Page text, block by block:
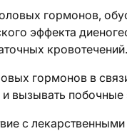
гормонов,
эффекта
гормонов в
и вызывать
с